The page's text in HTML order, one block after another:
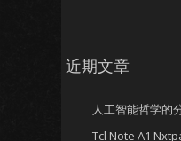
近期文章
人工智能哲学的
Tcl Note A1